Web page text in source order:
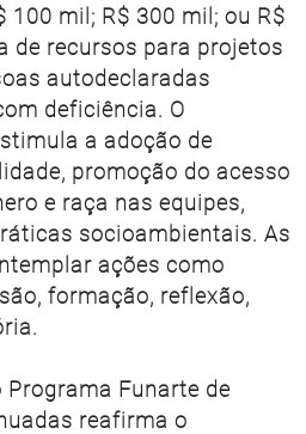
100 mil; R$ 300 mil; ou R$
de recursos para projetos
autodeclaradas
deficiência. O
a adoção de
promoção do acesso
e raça nas equipes,
socioambientais. As
ações como
formação, reflexão,
Programa Funarte de
reafirma o